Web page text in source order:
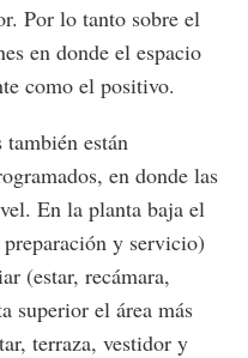
Por lo tanto sobre el
en donde el espacio
como el positivo.
están
en donde las
En la planta baja el
y servicio)
(estar, recámara,
superior el área más
terraza, vestidor y